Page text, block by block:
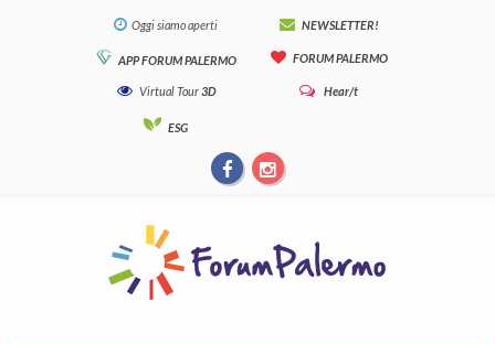
Oggi siamo aperti NEWSLETTER!
APP FORUM PALERMO FORUM PALERMO
Virtual Tour3D Hear/t
ESG